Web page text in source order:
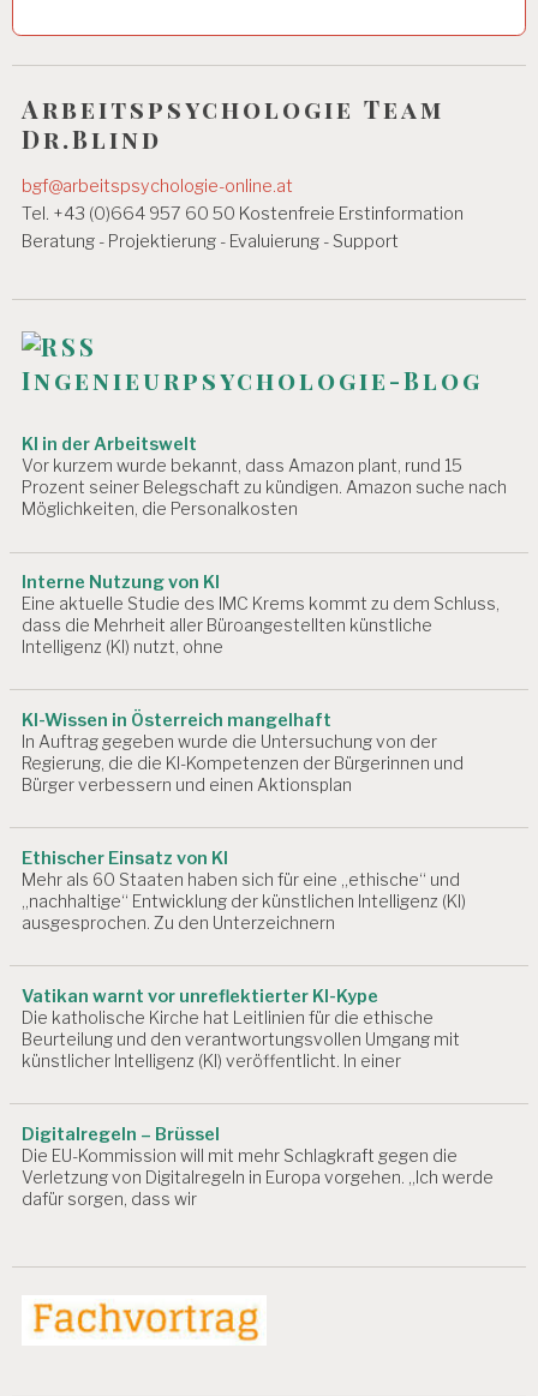
R
B
T
B
E
G
U
N
N
A
R
T
S
F
Ä
G
K
EI
T
A
R
B
EI
T
P
L
A
T
Z
B
EI
T
D
U
s
n
a
v
i
g
a
t
o
n
Arbeitspsychologie Team
Dr.Blind
bgf@arbeitspsychologie-online.at
Tel. +43 (0)664 957 60 50 Kostenfreie Erstinformation
Beratung - Projektierung - Evaluierung - Support
Ingenieurpsychologie-Blog
KI in der Arbeitswelt
Vor kurzem wurde bekannt, dass Amazon plant, rund 15
Prozent seiner Belegschaft zu kündigen. Amazon suche nach
Möglichkeiten, die Personalkosten
Interne Nutzung von KI
Eine aktuelle Studie des IMC Krems kommt zu dem Schluss,
dass die Mehrheit aller Büroangestellten künstliche
Intelligenz (KI) nutzt, ohne
KI-Wissen in Österreich mangelhaft
In Auftrag gegeben wurde die Untersuchung von der
Regierung, die die KI-Kompetenzen der Bürgerinnen und
Bürger verbessern und einen Aktionsplan
Ethischer Einsatz von KI
Mehr als 60 Staaten haben sich für eine „ethische“ und
„nachhaltige“ Entwicklung der künstlichen Intelligenz (KI)
ausgesprochen. Zu den Unterzeichnern
Vatikan warnt vor unreflektierter KI-Kype
Die katholische Kirche hat Leitlinien für die ethische
Beurteilung und den verantwortungsvollen Umgang mit
künstlicher Intelligenz (KI) veröffentlicht. In einer
Digitalregeln – Brüssel
Die EU-Kommission will mit mehr Schlagkraft gegen die
Verletzung von Digitalregeln in Europa vorgehen. „Ich werde
dafür sorgen, dass wir